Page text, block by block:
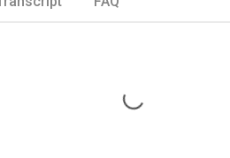
Loading...